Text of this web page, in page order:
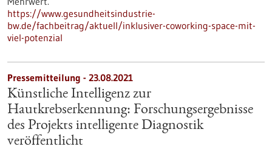
https://www.gesundheitsindustrie-
bw.de/fachbeitrag/aktuell/inklusiver-coworking-space-mit-
viel-potenzial
Pressemitteilung - 23.08.2021
Künstliche Intelligenz zur
Hautkrebserkennung: Forschungsergebnisse
des Projekts intelligente Diagnostik
veröffentlicht